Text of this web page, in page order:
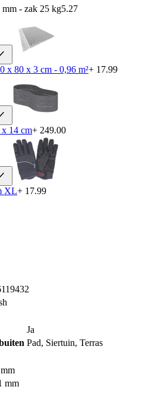
mm - zak 25 kg5.27
x 80 x 3 cm - 0,96 m²+ 17.99
14 cm+ 249.00
XL+ 17.99
Ja
Pad, Siertuin, Terras
mm